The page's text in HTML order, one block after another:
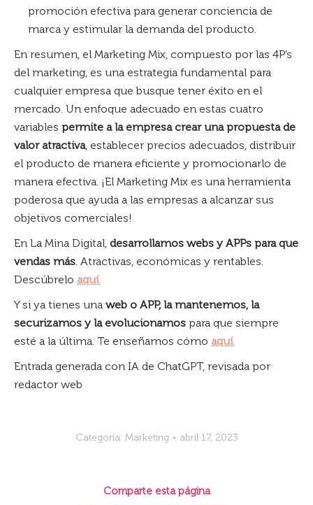
promoción efectiva para generar conciencia de
marca y estimular la demanda del producto.
En resumen, el Marketing Mix, compuesto por las 4P’s
del marketing, es una estrategia fundamental para
cualquier empresa que busque tener éxito en el
mercado. Un enfoque adecuado en estas cuatro
variables permite a la empresa crear una propuesta de
valor atractiva, establecer precios adecuados, distribuir
el producto de manera eficiente y promocionarlo de
manera efectiva. ¡El Marketing Mix es una herramienta
poderosa que ayuda a las empresas a alcanzar sus
objetivos comerciales!
En La Mina Digital, desarrollamos webs y APPs para que
vendas más. Atractivas, económicas y rentables.
Descúbrelo aquí.
Y si ya tienes una web o APP, la mantenemos, la
securizamos y la evolucionamos para que siempre
esté a la última. Te enseñamos cómo aquí.
Entrada generada con IA de ChatGPT, revisada por
redactor web
Categoría: Marketing abril 17, 2023
Comparte esta página